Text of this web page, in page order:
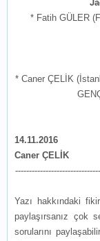
* Fatih GÜLER
* Caner ÇELİK
14.11.2016
Caner ÇELİK
Yazı hakkındaki
paylaşırsanız çok
sorularını